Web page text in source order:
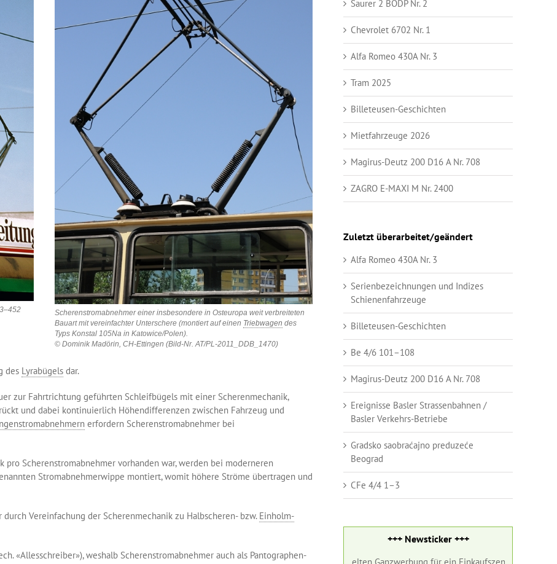
Scherenstromabnehmer einer insbesondere in Osteuropa weit verbreiteten
Bauart mit vereinfachter Unterschere (montiert auf einen Triebwagen des
Typs Konstal 105Na in Katowice/Polen).
© Dominik Madörin, CH-Ettingen (Bild-Nr. AT/PL-2011_DDB_1470)
des Lyrabügelsdar.
zur Fahrtrichtung geführten Schleifbügels mit einer Scherenmechanik,
und dabei kontinuierlich Höhendifferenzen zwischen Fahrzeug und
erfordern Scherenstromabnehmer bei
Scherenstromabnehmer vorhanden war, werden bei moderneren
Stromabnehmerwippe montiert, womit höhere Ströme übertragen und
Vereinfachung der Scherenmechanik zu Halbscheren- bzw. Einholm-
«Allesschreiber»), weshalb Scherenstromabnehmer auch als Pantographen-
Saurer 2 BODP Nr. 2
Chevrolet 6702 Nr. 1
Alfa Romeo 430A Nr. 3
Tram 2025
Billeteusen-Geschichten
Mietfahrzeuge 2026
Magirus-Deutz 200 D16 A Nr. 708
ZAGRO E-MAXI M Nr. 2400
Zuletzt überarbeitet/geändert
Alfa Romeo 430A Nr. 3
Serienbezeichnungen und Indizes
Schienenfahrzeuge
Billeteusen-Geschichten
Be 4/6 101–108
Magirus-Deutz 200 D16 A Nr. 708
Ereignisse Basler Strassenbahnen /
Basler Verkehrs-Betriebe
Gradsko saobraćajno preduzeće
Beograd
CFe 4/4 1–3
+++ Newsticker +++